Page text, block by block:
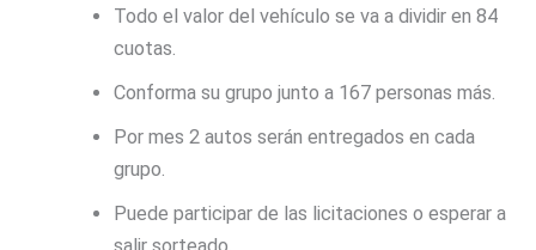
Todo el valor del vehículo se va a dividir en 84
cuotas.
Conforma su grupo junto a 167 personas más.
Por mes 2 autos serán entregados en cada
grupo.
Puede participar de las licitaciones o esperar a
salir sorteado.